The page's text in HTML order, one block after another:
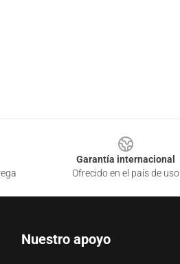
Garantía internacional
Ofrecido en el país de uso
Nuestro apoyo